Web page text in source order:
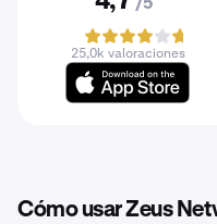
/5
25,0k valoraciones
Cómo usar Zeus